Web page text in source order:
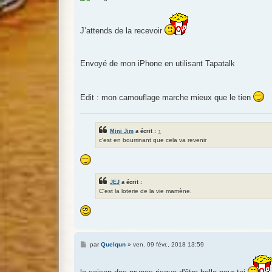
s
J’attends de la recevoir
Envoyé de mon iPhone en utilisant Tapatalk
Edit : mon camouflage marche mieux que le tien
Mini Jim a écrit : ↑
c'est en bourrinant que cela va revenir
JEJ a écrit :
C'est la loterie de la vie mamène.
MparQuelqun» ven. 09 févr., 2018 13:59